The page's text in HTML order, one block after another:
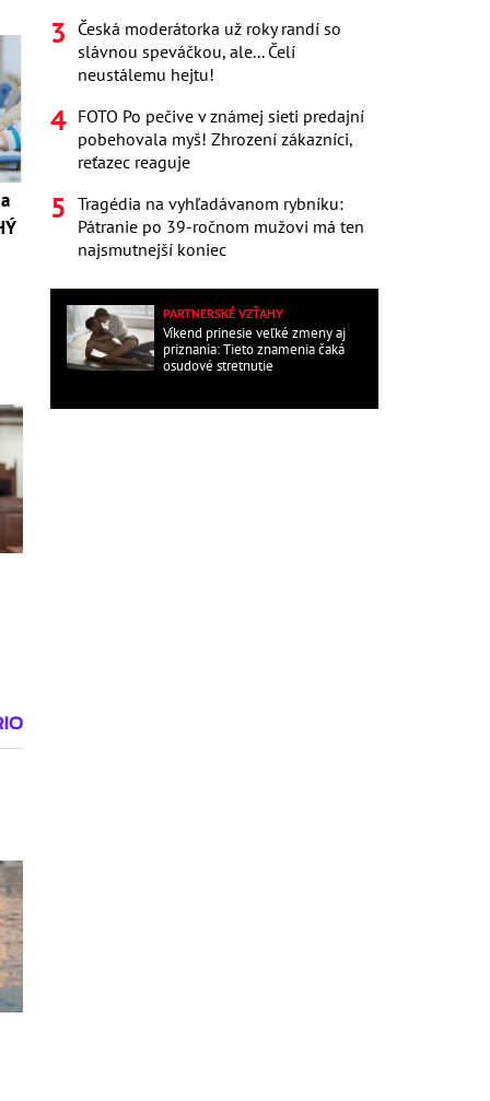
Česká moderátorka už roky randí so
slávnou speváčkou, ale... Čelí
neustálemu hejtu!
FOTO Po pečive v známej sieti predajní
pobehovala myš! Zhrození zákazníci,
reťazec reaguje
Tragédia na vyhľadávanom rybníku:
Pátranie po 39-ročnom mužovi má ten
najsmutnejší koniec
PARTNERSKÉ VZŤAHY
Víkend prinesie veľké zmeny aj
priznania: Tieto znamenia čaká
osudové stretnutie